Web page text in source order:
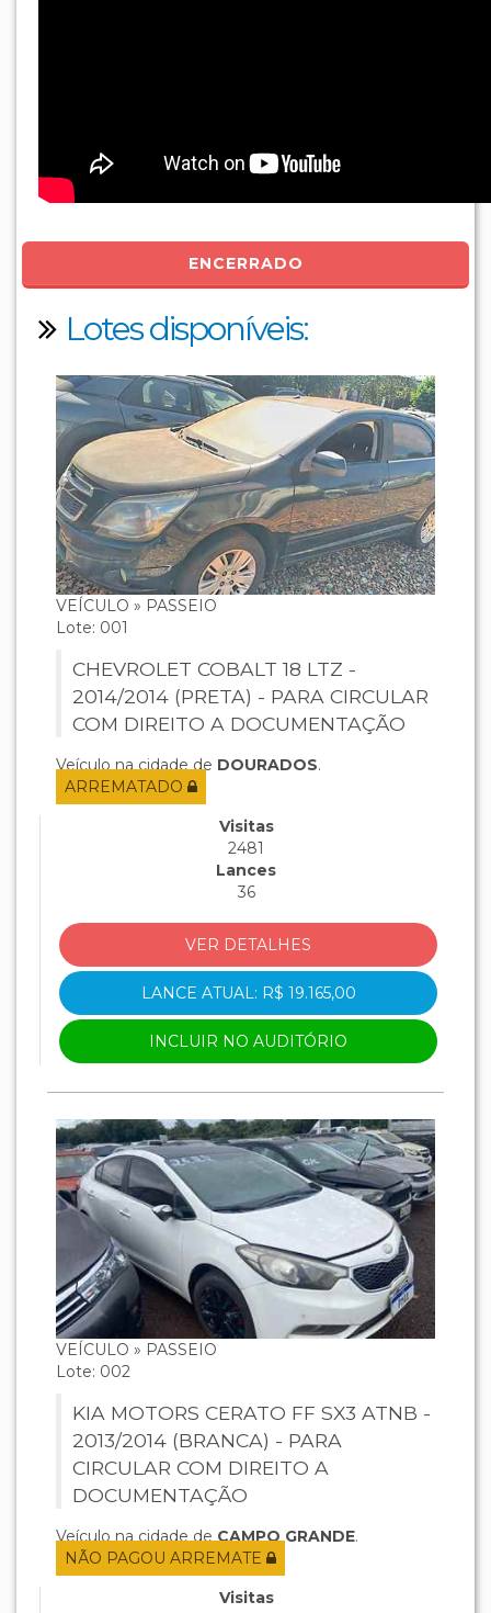
ENCERRADO
Lotes disponíveis:
VEÍCULO » PASSEIO
Lote: 001
CHEVROLET COBALT 18 LTZ -
2014/2014 (PRETA) - PARA CIRCULAR
COM DIREITO A DOCUMENTAÇÃO
Veículo na cidade de DOURADOS.
ARREMATADO
Visitas
2481
Lances
36
VER DETALHES
LANCE ATUAL: R$ 19.165,00
INCLUIR NO AUDITÓRIO
VEÍCULO » PASSEIO
Lote: 002
KIA MOTORS CERATO FF SX3 ATNB -
2013/2014 (BRANCA) - PARA
CIRCULAR COM DIREITO A
DOCUMENTAÇÃO
Veículo na cidade deCAMPO GRANDE.
NÃO PAGOU ARREMATE
Visitas